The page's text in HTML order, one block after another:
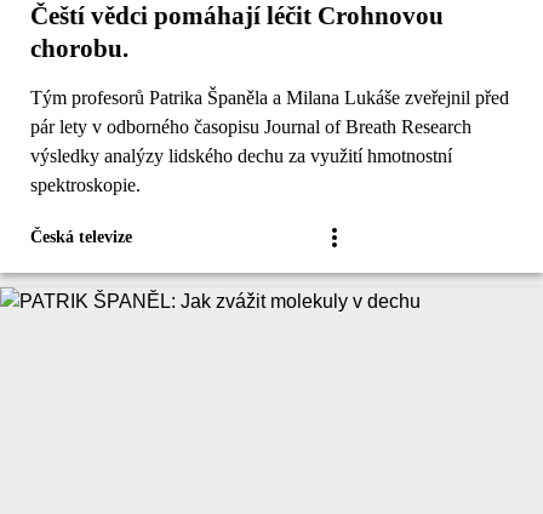
Čeští vědci pomáhají léčit Crohnovou
chorobu.
Tým profesorů Patrika Španěla a Milana Lukáše zveřejnil před
pár lety v odborného časopisu Journal of Breath Research
výsledky analýzy lidského dechu za využití hmotnostní
spektroskopie.
Česká televize